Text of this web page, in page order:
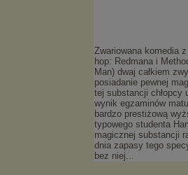
Zwariowana komedia
hop: Redmana i
Man) dwaj całkiem
posiadanie pewnej
tej substancji chłopcy
wynik egzaminów
bardzo prestiżową
typowego studenta
magicznej substancji
dnia zapasy tego
bez niej...